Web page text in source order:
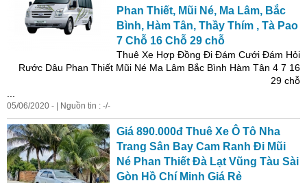
Phan Thiết, Mũi Né, Ma Lâm, Bắc
Bình, Hàm Tân, Thầy Thím , Tà Pao
7 Chỗ 16 Chỗ 29 chỗ
Thuê Xe Hợp Đồng Đi Đám Cưới Đám Hỏi
Rước Dâu Phan Thiết Mũi Né Ma Lâm Bắc Bình Hàm Tân 4 7 16
29 chỗ
05/06/2020 - | Nguồn tin : -/-
Giá 890.000đ Thuê Xe Ô Tô Nha
Trang Sân Bay Cam Ranh Đi Mũi
Né Phan Thiết Đà Lạt Vũng Tàu Sài
Gòn Hồ Chí Minh Giá Rẻ